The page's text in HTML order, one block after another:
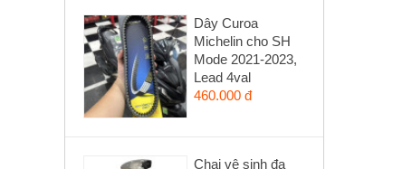
Dây Curoa
Michelin cho SH
Mode 2021-2023,
Lead 4val
460.000 đ
Chai vệ sinh đa